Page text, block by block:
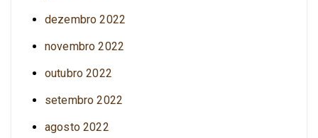
dezembro 2022
novembro 2022
outubro 2022
setembro 2022
agosto 2022